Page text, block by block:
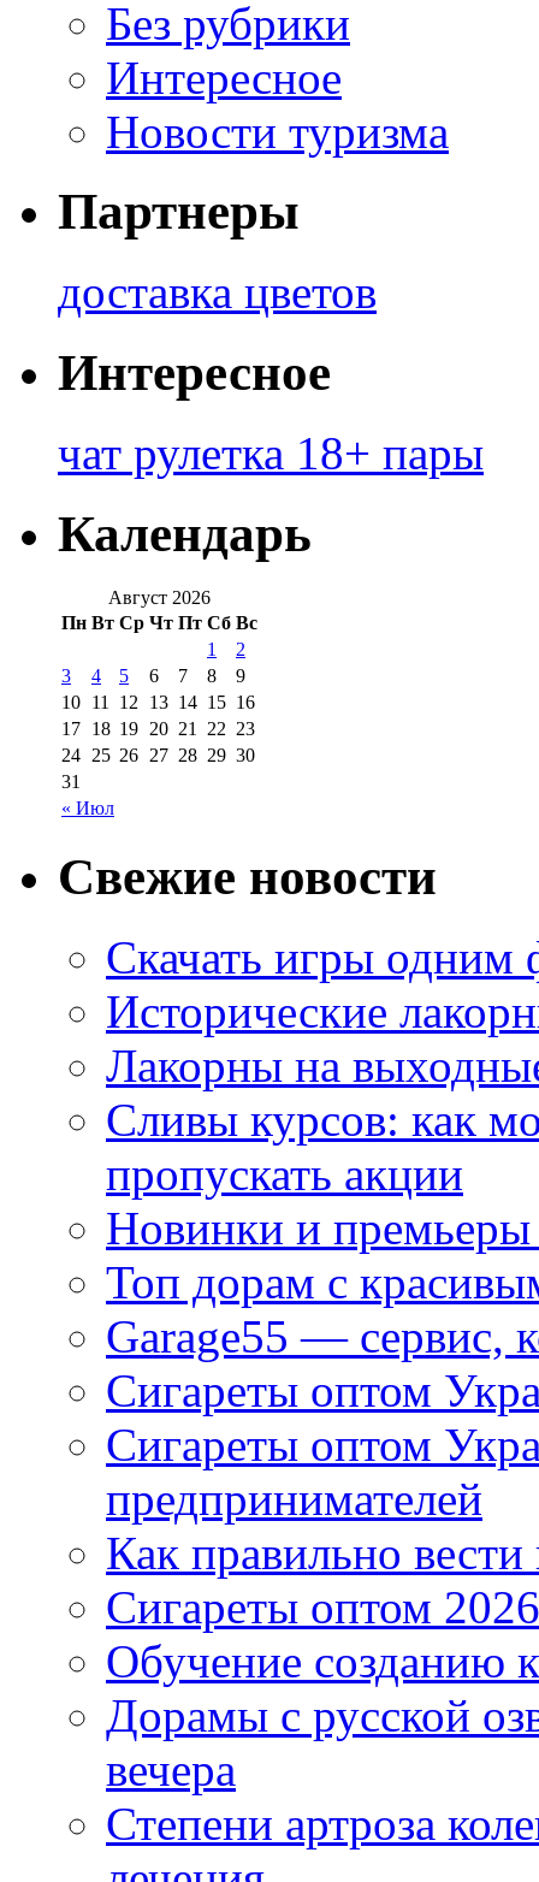
Без рубрики
Интересное
Новости туризма
Партнеры
доставка цветов
Интересное
чат рулетка 18+ пары
Календарь
Август 2026
Пн Вт Ср Чт Пт Сб Вс
« Июл
1
2
3
4 5 6 7 8
9
10 11 12 13 14 15 16
17 18 19 20 21 22 23
24 25 26 27 28 29 30
31
Свежие новости
Скачать игры одним
Исторические
Лакорны на
Сливы курсов: как
пропускать акции
Новинки и
Топ дорам с
Garage55 — сервис,
Сигареты оптом
Сигареты оптом
предпринимателей
Как правильно
Сигареты оптом
Обучение созданию
Дорамы с русской
вечера
Степени артроза